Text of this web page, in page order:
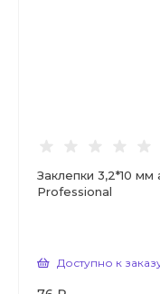
Заклепки 3,2*10
Professional
Доступно к